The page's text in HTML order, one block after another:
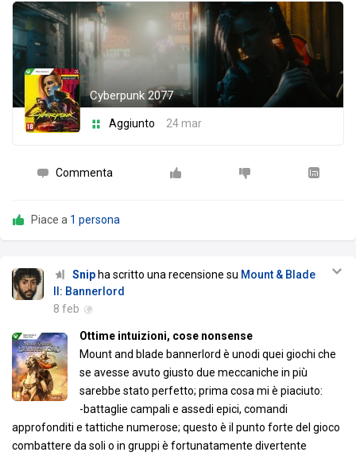
Cyberpunk 2077
Aggiunto 24 mar
Commenta
Piace a 1 persona
Snip ha scritto una recensione su Mount & Blade
II: Bannerlord
8 feb
Ottime intuizioni, cose nonsense
Mount and blade bannerlord è unodi quei giochi che
se avesse avuto giusto due meccaniche in più
sarebbe stato perfetto; prima cosa mi è piaciuto:
-battaglie campali e assedi epici, comandi
approfonditi e tattiche numerose; questo è il punto forte del gioco
combattere da soli o in gruppi è fortunatamente divertente